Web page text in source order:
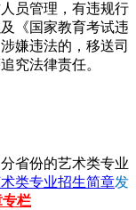
员管理，有违规行
《国家教育考试违
嫌违法的，移送司
究法律责任。
省份的艺术类专业
类专业招生简章发
专栏